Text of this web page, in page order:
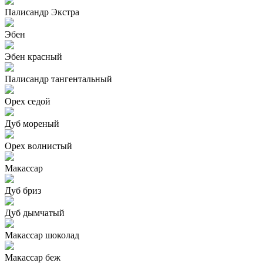
Палисандр Экстра
Эбен
Эбен красный
Палисандр тангентальный
Орех седой
Дуб мореный
Орех волнистый
Макассар
Дуб бриз
Дуб дымчатый
Макассар шоколад
Макассар беж